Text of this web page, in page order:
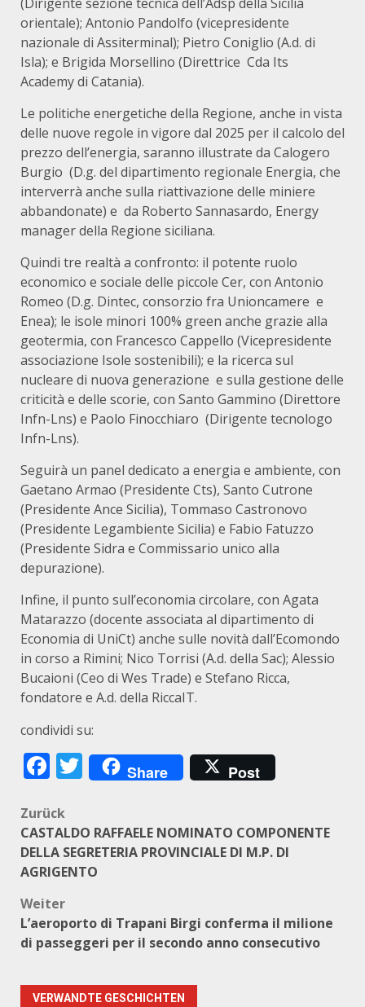
orientale); Antonio Pandolfo (vicepresidente
nazionale di Assiterminal); Pietro Coniglio (A.d. di
Isla); e Brigida Morsellino (Direttrice Cda Its
Academy di Catania).
Le politiche energetiche della Regione, anche in vista
delle nuove regole in vigore dal 2025 per il calcolo del
prezzo dell’energia, saranno illustrate da Calogero
Burgio (D.g. del dipartimento regionale Energia, che
interverrà anche sulla riattivazione delle miniere
abbandonate) e da Roberto Sannasardo, Energy
manager della Regione siciliana.
Quindi tre realtà a confronto: il potente ruolo
economico e sociale delle piccole Cer, con Antonio
Romeo (D.g. Dintec, consorzio fra Unioncamere e
Enea); le isole minori 100% green anche grazie alla
geotermia, con Francesco Cappello (Vicepresidente
associazione Isole sostenibili); e la ricerca sul
nucleare di nuova generazione e sulla gestione delle
criticità e delle scorie, con Santo Gammino (Direttore
Infn-Lns) e Paolo Finocchiaro (Dirigente tecnologo
Infn-Lns).
Seguirà un panel dedicato a energia e ambiente, con
Gaetano Armao (Presidente Cts), Santo Cutrone
(Presidente Ance Sicilia), Tommaso Castronovo
(Presidente Legambiente Sicilia) e Fabio Fatuzzo
(Presidente Sidra e Commissario unico alla
depurazione).
Infine, il punto sull’economia circolare, con Agata
Matarazzo (docente associata al dipartimento di
Economia di UniCt) anche sulle novità dall’Ecomondo
in corso a Rimini; Nico Torrisi (A.d. della Sac); Alessio
Bucaioni (Ceo di Wes Trade) e Stefano Ricca,
fondatore e A.d. della RiccaIT.
condividi su:
Facebook
Twitter
Share Post
Beitragsnavigation
Zurück
CASTALDO RAFFAELE NOMINATO COMPONENTE
DELLA SEGRETERIA PROVINCIALE DI M.P. DI
AGRIGENTO
Weiter
L’aeroporto di Trapani Birgi conferma il milione
di passeggeri per il secondo anno consecutivo
VERWANDTE GESCHICHTEN